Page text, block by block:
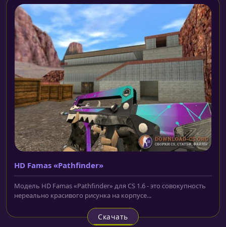
HD Famas «Pathfinder»
Модель HD Famas «Pathfinder» для CS 1.6 - это совокупность
нереально красивого рисунка на корпусе...
Скачать